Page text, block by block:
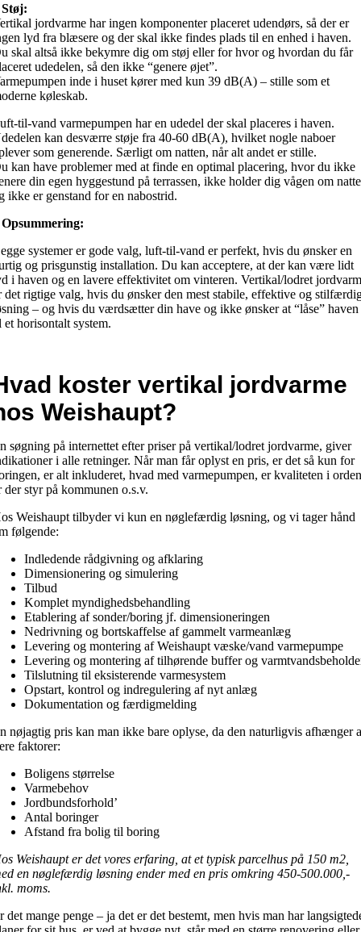
Støj:
jordvarme har ingen komponenter placeret udendørs, så der er
lyd fra blæsere og der skal ikke findes plads til en enhed i haven.
skal altså ikke bekymre dig om støj eller for hvor og hvordan du får
udedelen, så den ikke “genere øjet”.
inde i huset kører med kun 39 dB(A) – stille som et
køleskab.
til-vand varmepumpen har en udedel der skal placeres i haven.
kan desværre støje fra 40-60 dB(A), hvilket nogle naboer
som generende. Særligt om natten, når alt andet er stille.
kan have problemer med at finde en optimal placering, hvor du ikke
din egen hyggestund på terrassen, ikke holder dig vågen om
ikke er genstand for en nabostrid.
Opsummering:
systemer er gode valg, luft-til-vand er perfekt, hvis du ønsker en
og prisgunstig installation. Du kan acceptere, at der kan være lidt
i haven og en lavere effektivitet om vinteren. Vertikal/lodret
det rigtige valg, hvis du ønsker den mest stabile, effektive og
– og hvis du værdsætter din have og ikke ønsker at “låse” haven
et horisontalt system.
koster vertikal jordvarme
Weishaupt?
søgning på internettet efter priser på vertikal/lodret jordvarme, giver
i alle retninger. Når man får oplyst en pris, er det så kun for
er alt inkluderet, hvad med varmepumpen, er kvaliteten i
der styr på kommunen o.s.v.
Weishaupt tilbyder vi kun en nøglefærdig løsning, og vi tager hånd
følgende:
Indledende rådgivning og afklaring
Dimensionering og simulering
Tilbud
Komplet myndighedsbehandling
Etablering af sonder/boring jf. dimensioneringen
Nedrivning og bortskaffelse af gammelt varmeanlæg
Levering og montering af Weishaupt væske/vand varmepumpe
Levering og montering af tilhørende buffer og
Tilslutning til eksisterende varmesystem
Opstart, kontrol og indregulering af nyt anlæg
Dokumentation og færdigmelding
nøjagtig pris kan man ikke bare oplyse, da den naturligvis afhænger
faktorer:
Boligens størrelse
Varmebehov
Jordbundsforhold’
Antal boringer
Afstand fra bolig til boring
Weishaupt er det vores erfaring, at et typisk parcelhus på 150 m2,
en nøglefærdig løsning ender med en pris omkring 450-500.000,-
moms.
det mange penge – ja det er det bestemt, men hvis man har